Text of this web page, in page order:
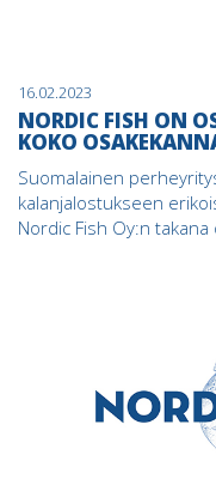
16.02.2023
NORDIC FISH ON
KOKO
Suomalainen
kalanjalostukseen
Nordic Fish Oy:n takana